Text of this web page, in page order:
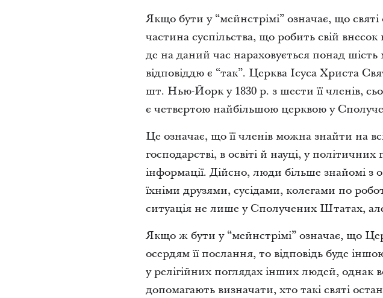
Якщо бути у “мейнстрімі” означає, що
частина суспільства, що робить свій
де на даний час нараховується понад
відповіддю є “так”. Церква Ісуса Христа
шт. Нью-Йорк у 1830 р. з шести її членів,
є четвертою найбільшою церквою у
Це означає, що її членів можна знайти на
господарстві, в освіті й науці, у політичних
інформації. Дійсно, люди більше знайомі з
їхніми друзями, сусідами, колегами по
ситуація не лише у Сполучених Штатах, але
Якщо ж бути у “мейнстрімі” означає, що
осердям її послання, то відповідь буде
у релігійних поглядах інших людей, однак
допомагають визначати, хто такі святі